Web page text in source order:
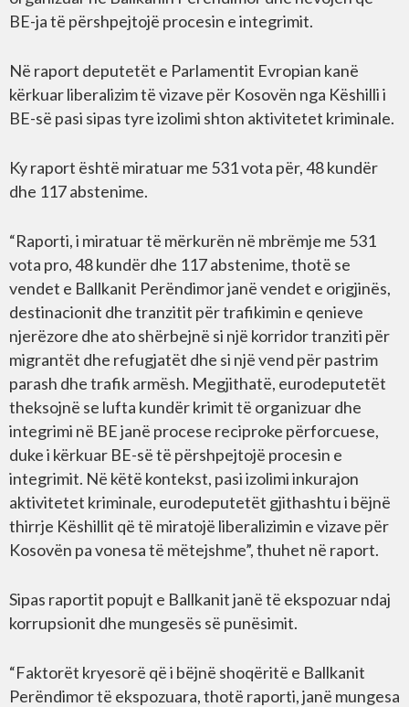
BE-ja të përshpejtojë procesin e integrimit.
Në raport deputetët e Parlamentit Evropian kanë
kërkuar liberalizim të vizave për Kosovën nga Këshilli i
BE-së pasi sipas tyre izolimi shton aktivitetet kriminale.
Ky raport është miratuar me 531 vota për, 48 kundër
dhe 117 abstenime.
“Raporti, i miratuar të mërkurën në mbrëmje me 531
vota pro, 48 kundër dhe 117 abstenime, thotë se
vendet e Ballkanit Perëndimor janë vendet e origjinës,
destinacionit dhe tranzitit për trafikimin e qenieve
njerëzore dhe ato shërbejnë si një korridor tranziti për
migrantët dhe refugjatët dhe si një vend për pastrim
parash dhe trafik armësh. Megjithatë, eurodeputetët
theksojnë se lufta kundër krimit të organizuar dhe
integrimi në BE janë procese reciproke përforcuese,
duke i kërkuar BE-së të përshpejtojë procesin e
integrimit. Në këtë kontekst, pasi izolimi inkurajon
aktivitetet kriminale, eurodeputetët gjithashtu i bëjnë
thirrje Këshillit që të miratojë liberalizimin e vizave për
Kosovën pa vonesa të mëtejshme”, thuhet në raport.
Sipas raportit popujt e Ballkanit janë të ekspozuar ndaj
korrupsionit dhe mungesës së punësimit.
“Faktorët kryesorë që i bëjnë shoqëritë e Ballkanit
Perëndimor të ekspozuara, thotë raporti, janë mungesa